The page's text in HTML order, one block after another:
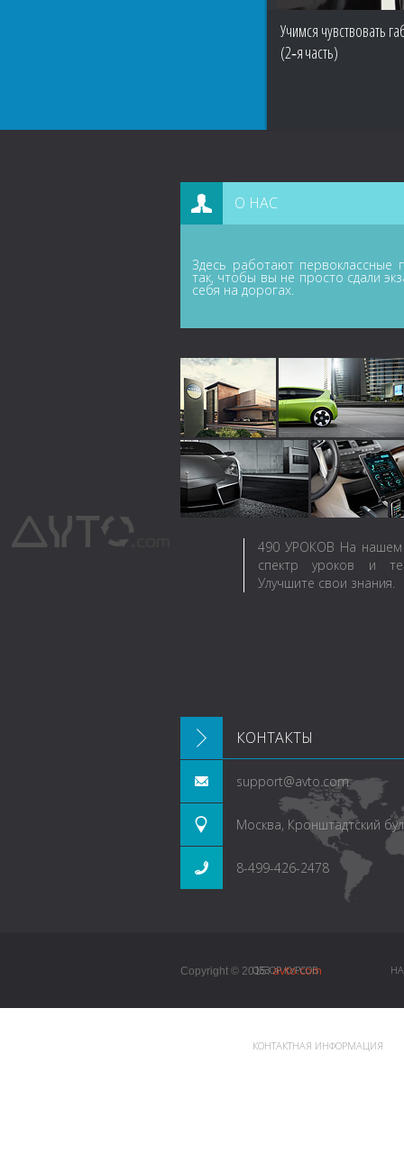
Учимся чувствовать
(2‑я часть)
О НАС
Здесь работают первоклассные
так, чтобы вы не просто сдали
себя на дорогах.
490 УРОКОВ На нашем
спектр уроков и
Улучшите свои знания.
КОНТАКТЫ
support@avto.com
Москва, Кронштадтский
8-499-426-2478
Copyright © 2015.avto.com
ОБЗОР КУРСОВ
КОНТАКТНАЯ ИНФОРМАЦИЯ